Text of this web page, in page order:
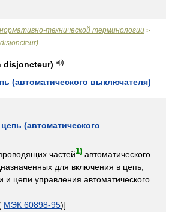
технической терминологии >
disjoncteur)
(автоматического выключателя)
(автоматического
частей1) автоматического
для включения в цепь,
и цепи управления автоматического
МЭК 60898-95)]